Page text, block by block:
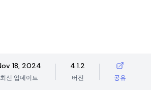
18, 2024
최신 업데이트
4.1.2
버전 공유